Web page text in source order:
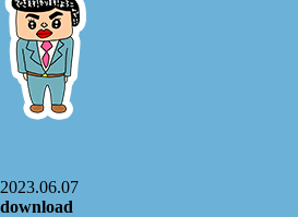
2023.06.07
download